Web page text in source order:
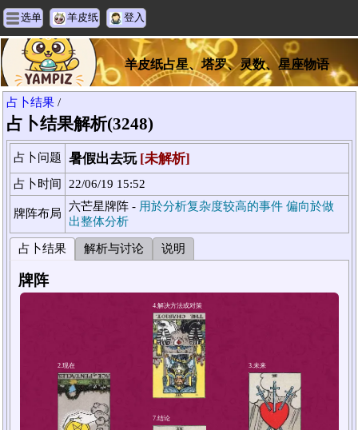
选单 羊皮纸 登入
羊皮纸占星、塔罗、灵数、星座物语
占卜结果 /
占卜结果解析(3248)
占卜问题 暑假出去玩 [未解析]
占卜时间 22/06/19 15:52
牌阵布局
六芒星牌阵 - 用於分析复杂度较高的事件 偏向於做
出整体分析
占卜结果 解析与讨论 说明
牌阵